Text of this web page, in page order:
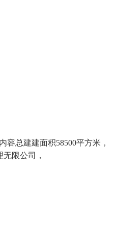
总建建面积58500平方米，
限公司，